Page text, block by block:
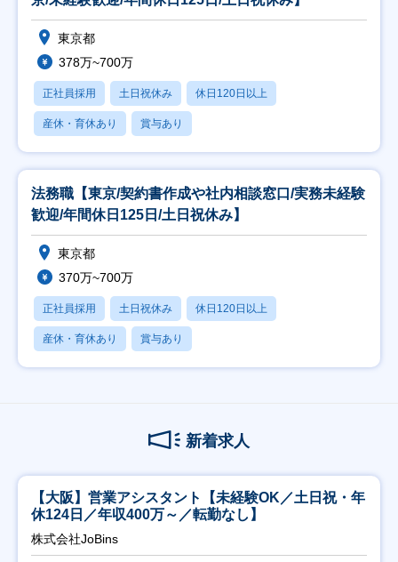
東京都
378万~700万
正社員採用 土日祝休み 休日120日以上
産休・育休あり 賞与あり
法務職【東京/契約書作成や社内相談窓口/実務未経験
歓迎/年間休日125日/土日祝休み】
東京都
370万~700万
正社員採用 土日祝休み 休日120日以上
産休・育休あり 賞与あり
新着求人
【大阪】営業アシスタント【未経験OK／土日祝・年
休124日／年収400万～／転勤なし】
株式会社JoBins